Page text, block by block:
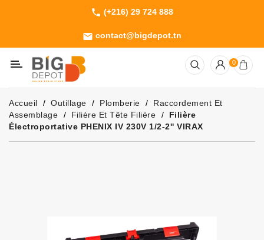
phone (+216) 29 724 888
email contact@bigdepot.tn
Machines
Outillage
Jardinage
Consommables
0
Accueil Outillage Plomberie
Raccordement Et
Assemblage
Filière Et Tête Filière
Filière
Électroportative PHENIX IV 230V 1/2-2'' VIRAX